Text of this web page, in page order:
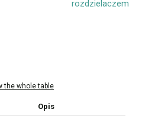
rozdzielaczem
Opis